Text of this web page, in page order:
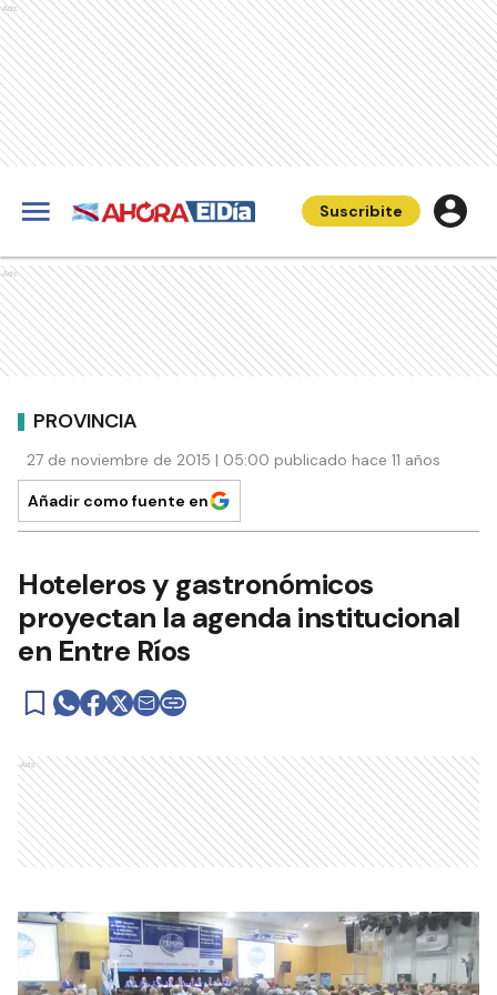
Ads
Suscribite
Ads
PROVINCIA
27 de noviembre de 2015 | 05:00 publicado hace 11 años
Añadir como fuente en
Hoteleros y gastronómicos
proyectan la agenda institucional
en Entre Ríos
Ads